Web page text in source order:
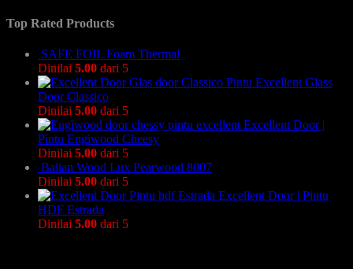
Top Rated Products
SAFE FOIL Foam Thermal
Dinilai 5.00 dari 5
Pintu Excellent Glass
Door Classico
Dinilai 5.00 dari 5
Excellent Door |
Pintu Engiwood Cheesy
Dinilai 5.00 dari 5
Balian Wood Lux Pearwood 8007
Dinilai 5.00 dari 5
Excellent Door | Pintu
HDF Estrada
Dinilai 5.00 dari 5